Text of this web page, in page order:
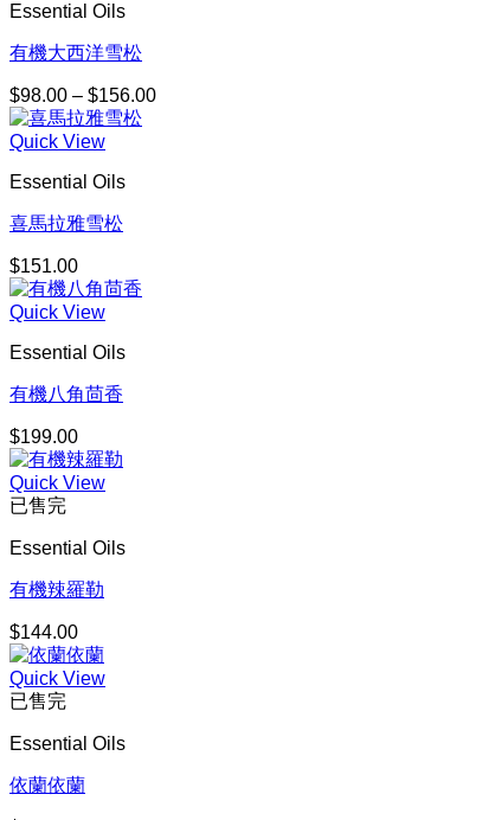
Essential Oils
有機大西洋雪松
$98.00 – $156.00價
Quick View
Essential Oils
喜馬拉雅雪松
$151.00
Quick View
Essential Oils
有機八角茴香
$199.00
Quick View
已售完
Essential Oils
有機辣羅勒
$144.00
Quick View
已售完
Essential Oils
依蘭依蘭